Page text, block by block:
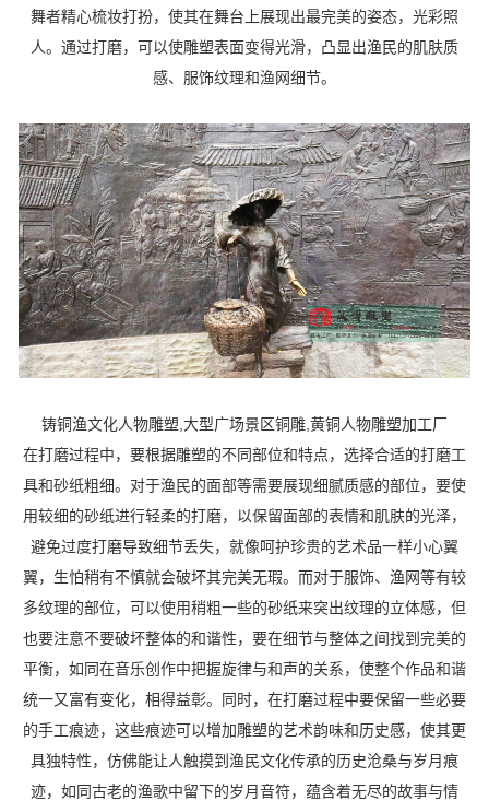
舞者精心梳妆打扮，使其在舞台上展现出最完美的姿态，光彩照
人。通过打磨，可以使雕塑表面变得光滑，凸显出渔民的肌肤质
感、服饰纹理和渔网细节。
铸铜渔文化人物雕塑,大型广场景区铜雕,黄铜人物雕塑加工厂
在打磨过程中，要根据雕塑的不同部位和特点，选择合适的打磨工
具和砂纸粗细。对于渔民的面部等需要展现细腻质感的部位，要使
用较细的砂纸进行轻柔的打磨，以保留面部的表情和肌肤的光泽，
避免过度打磨导致细节丢失，就像呵护珍贵的艺术品一样小心翼
翼，生怕稍有不慎就会破坏其完美无瑕。而对于服饰、渔网等有较
多纹理的部位，可以使用稍粗一些的砂纸来突出纹理的立体感，但
也要注意不要破坏整体的和谐性，要在细节与整体之间找到完美的
平衡，如同在音乐创作中把握旋律与和声的关系，使整个作品和谐
统一又富有变化，相得益彰。同时，在打磨过程中要保留一些必要
的手工痕迹，这些痕迹可以增加雕塑的艺术韵味和历史感，使其更
具独特性，仿佛能让人触摸到渔民文化传承的历史沧桑与岁月痕
迹，如同古老的渔歌中留下的岁月音符，蕴含着无尽的故事与情